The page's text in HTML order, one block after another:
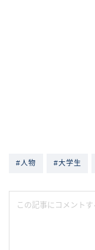
#人物 #大学生